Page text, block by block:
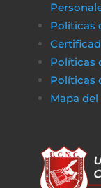
Políticas
Políticas
Políticas
Mapa del